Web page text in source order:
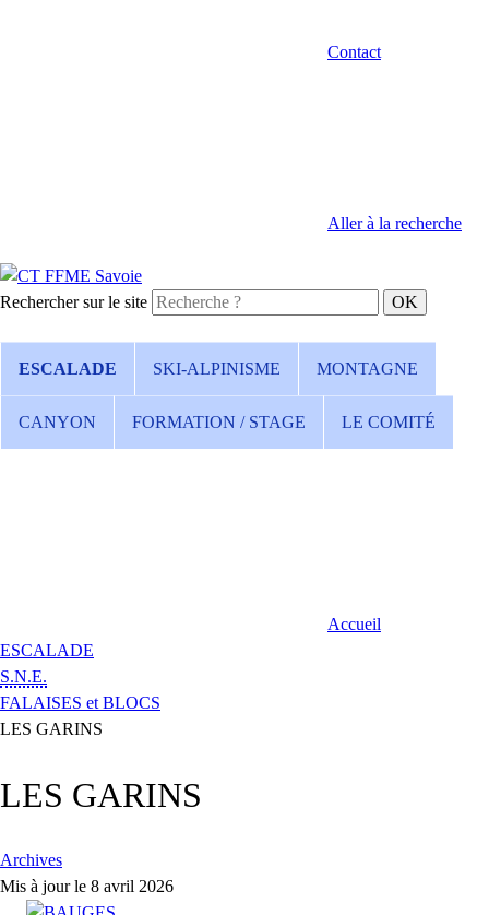
Contact
Aller à la recherche
Rechercher sur le site
ESCALADE SKI-ALPINISME MONTAGNE
CANYON FORMATION / STAGE LE COMITÉ
Accueil
ESCALADE
S.N.E.
FALAISES et BLOCS
LES GARINS
LES GARINS
Archives
Mis à jour le 8 avril 2026